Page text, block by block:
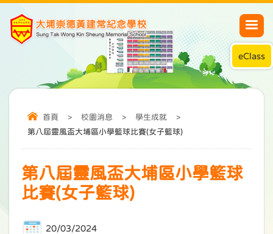
eClass
首頁 > 校園消息 > 學生成就
>
第八屆靈風盃大埔區小學籃球比賽(女子籃球)
第八屆靈風盃大埔區小學籃球
比賽(女子籃球)
20/03/2024